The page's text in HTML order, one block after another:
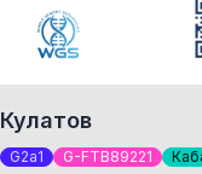
Кулатов
G2a1 G-FTB89221